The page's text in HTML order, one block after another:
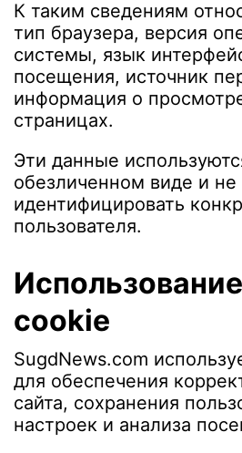
К таким сведениям
тип браузера, версия
системы, язык
посещения, источник
информация о
страницах.
Эти данные
обезличенном виде и не
идентифицировать
пользователя.
cookie
SugdNews.com
для обеспечения
сайта, сохранения
настроек и анализа